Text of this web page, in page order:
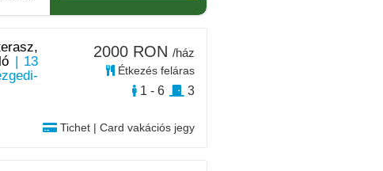
| 13
Tichet | Card vakációs jegy
2000 RON /ház
Étkezés feláras
1 - 6 3